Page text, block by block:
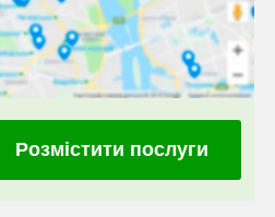
Розмістити послуги